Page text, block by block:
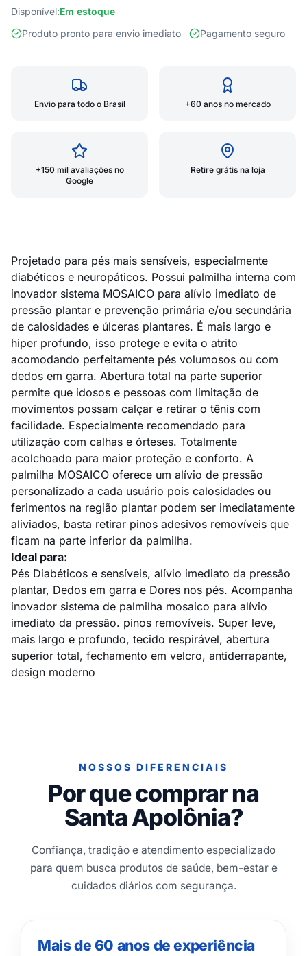
Disponível:Em estoque
Produto pronto para envio imediato
Pagamento seguro
Envio para todo o Brasil +60 anos no mercado
+150 mil avaliações no
Google
Retire grátis na loja
Projetado para pés mais sensíveis, especialmente
diabéticos e neuropáticos. Possui palmilha interna com
inovador sistema MOSAICO para alívio imediato de
pressão plantar e prevenção primária e/ou secundária
de calosidades e úlceras plantares. É mais largo e
hiper profundo, isso protege e evita o atrito
acomodando perfeitamente pés volumosos ou com
dedos em garra. Abertura total na parte superior
permite que idosos e pessoas com limitação de
movimentos possam calçar e retirar o tênis com
facilidade. Especialmente recomendado para
utilização com calhas e órteses. Totalmente
acolchoado para maior proteção e conforto. A
palmilha MOSAICO oferece um alívio de pressão
personalizado a cada usuário pois calosidades ou
ferimentos na região plantar podem ser imediatamente
aliviados, basta retirar pinos adesivos removíveis que
ficam na parte inferior da palmilha.
Ideal para:
Pés Diabéticos e sensíveis, alívio imediato da pressão
plantar, Dedos em garra e Dores nos pés. Acompanha
inovador sistema de palmilha mosaico para alívio
imediato da pressão. pinos removíveis. Super leve,
mais largo e profundo, tecido respirável, abertura
superior total, fechamento em velcro, antiderrapante,
design moderno
NOSSOS DIFERENCIAIS
Por que comprar na
Santa Apolônia?
Confiança, tradição e atendimento especializado
para quem busca produtos de saúde, bem-estar e
cuidados diários com segurança.
Mais de 60 anos de experiência